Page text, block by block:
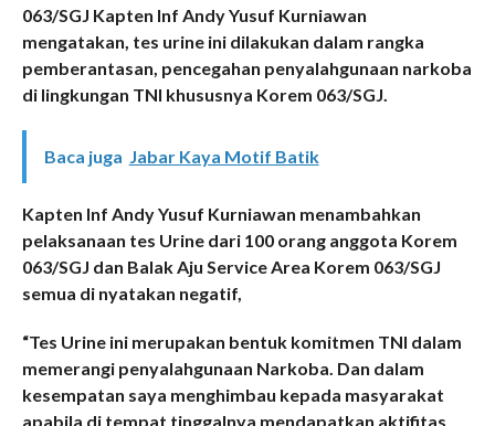
063/SGJ Kapten Inf Andy Yusuf Kurniawan
mengatakan, tes urine ini dilakukan dalam rangka
pemberantasan, pencegahan penyalahgunaan narkoba
di lingkungan TNI khususnya Korem 063/SGJ.
Baca juga Jabar Kaya Motif Batik
Kapten Inf Andy Yusuf Kurniawan menambahkan
pelaksanaan tes Urine dari 100 orang anggota Korem
063/SGJ dan Balak Aju Service Area Korem 063/SGJ
semua di nyatakan negatif,
“Tes Urine ini merupakan bentuk komitmen TNI dalam
memerangi penyalahgunaan Narkoba. Dan dalam
kesempatan saya menghimbau kepada masyarakat
apabila di tempat tinggalnya mendapatkan aktifitas